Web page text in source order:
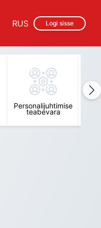
Logi sisse
RUS
Personalijuhtimise
teabevara